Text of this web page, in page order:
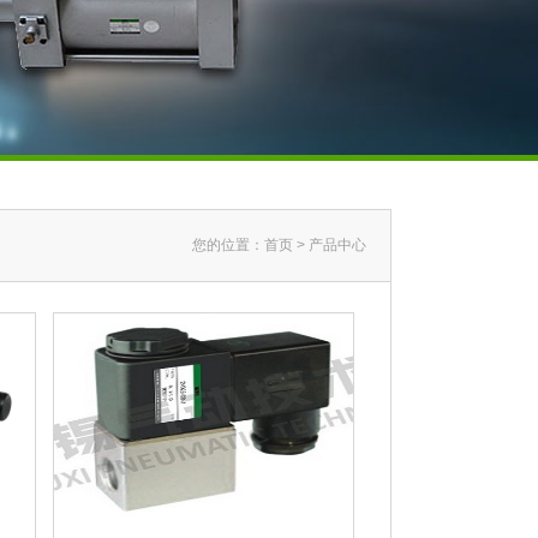
您的位置： 首页 > 产品中心